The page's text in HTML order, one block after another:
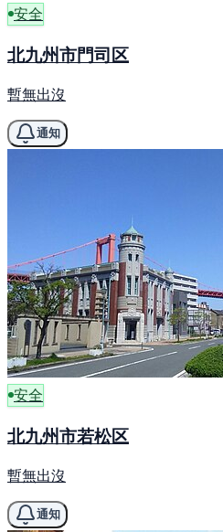
安全
北九州市門司区
暫無出沒
通知
安全
北九州市若松区
暫無出沒
通知